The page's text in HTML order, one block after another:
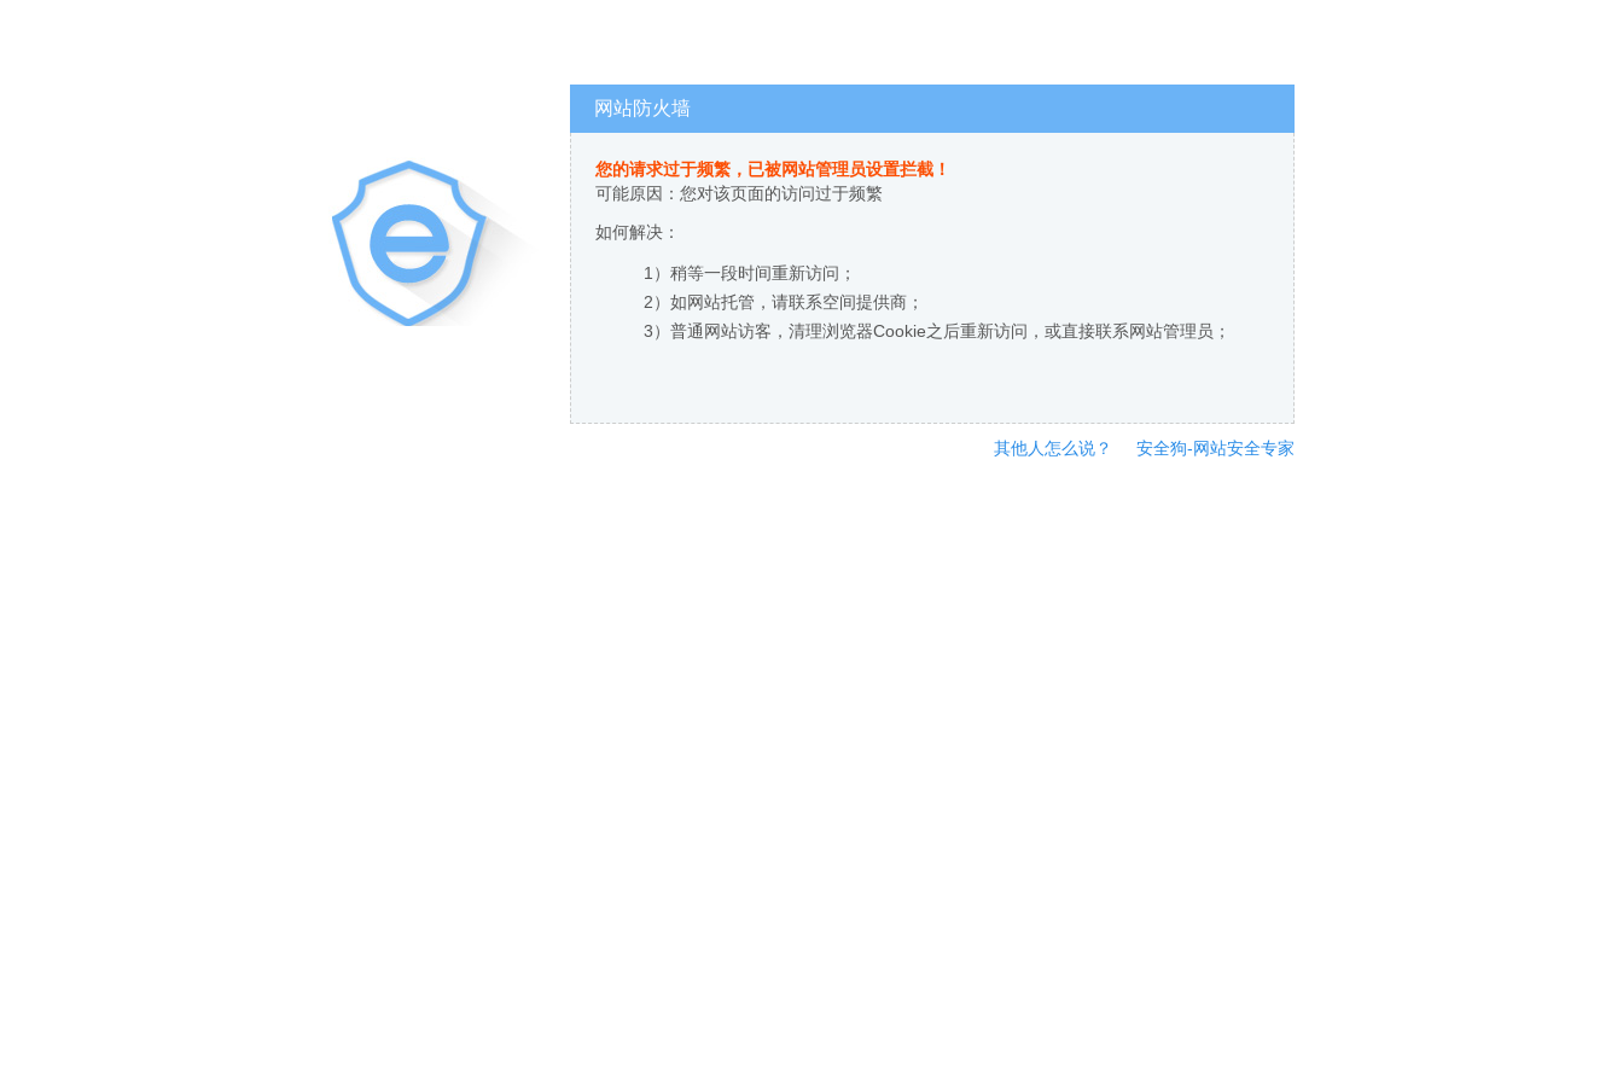
网站防火墙
您的请求过于频繁，已被网站管理员设置拦截！
可能原因：您对该页面的访问过于频繁
如何解决：
1）稍等一段时间重新访问；
2）如网站托管，请联系空间提供商；
3）普通网站访客，清理浏览器Cookie之后重新访问，或直接联系网站管理员；
其他人怎么说？ 安全狗-网站安全专家